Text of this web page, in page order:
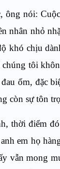
ông nói:
nhân nhỏ
khó chịu
tôi
ốm, đặc
còn sự tôn
thời điểm
em họ
vẫn mong